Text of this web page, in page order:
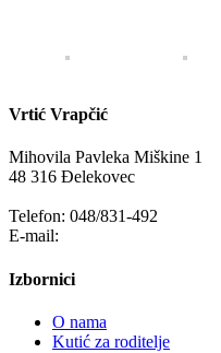
Vrtić Vrapčić
Mihovila Pavleka Miškine 1
48 316 Đelekovec
Telefon: 048/831-492
E-mail:
Izbornici
O nama
Kutić za roditelje